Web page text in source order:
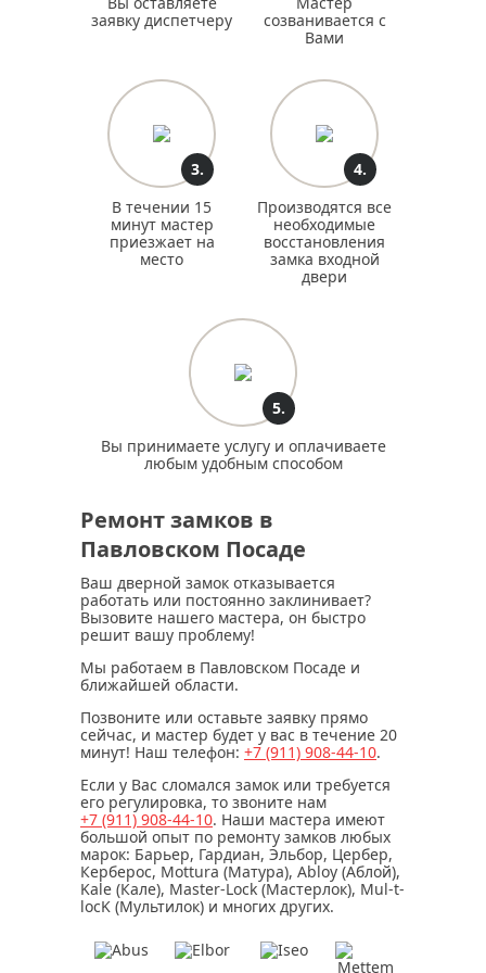
заявку диспетчеру
созванивается с
Вами
3.
В течении 15
минут мастер
приезжает на
место
4.
Производятся все
необходимые
восстановления
замка входной
двери
5.
Вы принимаете услугу и оплачиваете
любым удобным способом
Ремонт замков в
Павловском Посаде
Ваш дверной замок отказывается
работать или постоянно заклинивает?
Вызовите нашего мастера, он быстро
решит вашу проблему!
Мы работаем в Павловском Посаде и
ближайшей области.
Позвоните или оставьте заявку прямо
сейчас, и мастер будет у вас в течение 20
минут! Наш телефон: +7 (911) 908-44-10.
Если у Вас сломался замок или требуется
его регулировка, то звоните нам
+7 (911) 908-44-10. Наши мастера имеют
большой опыт по ремонту замков любых
марок: Барьер, Гардиан, Эльбор, Цербер,
Керберос, Mottura (Матура), Abloy (Аблой),
Kale (Кале), Master-Lock (Мастерлок), Mul-t-
locK (Мультилок) и многих других.